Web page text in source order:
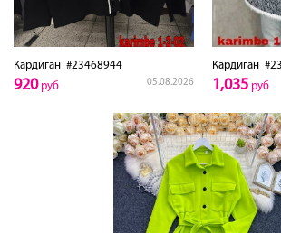
Кардиган #23468944
05.08.2026
920руб
Кардиган
1,035 руб